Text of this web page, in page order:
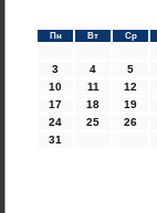
Пн Вт Ср
3
4 5
10
11 12
17
18 19
24
25 26
31